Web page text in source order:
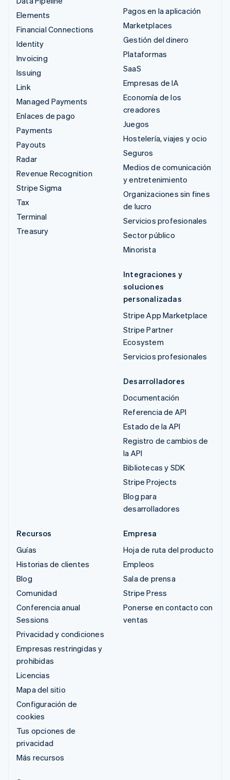
Elements
Financial Connections
Identity
Invoicing
Issuing
Link
Managed Payments
Enlaces de pago
Payments
Payouts
Radar
Revenue Recognition
Stripe Sigma
Tax
Terminal
Treasury
Pagos en la aplicación
Marketplaces
Gestión del dinero
Plataformas
SaaS
Empresas de IA
Economía de los
creadores
Juegos
Hostelería, viajes y ocio
Seguros
Medios de comunicación
y entretenimiento
Organizaciones sin fines
de lucro
Servicios profesionales
Sector público
Minorista
Integraciones y
soluciones
personalizadas
Stripe App Marketplace
Stripe Partner
Ecosystem
Servicios profesionales
Desarrolladores
Documentación
Referencia de API
Estado de la API
Registro de cambios de
la API
Bibliotecas y SDK
Stripe Projects
Blog para
desarrolladores
Recursos
Guías
Historias de clientes
Blog
Comunidad
Conferencia anual
Sessions
Privacidad y condiciones
Empresas restringidas y
prohibidas
Licencias
Mapa del sitio
Configuración de
cookies
Tus opciones de
privacidad
Más recursos
Empresa
Hoja de ruta del producto
Empleos
Sala de prensa
Stripe Press
Ponerse en contacto con
ventas